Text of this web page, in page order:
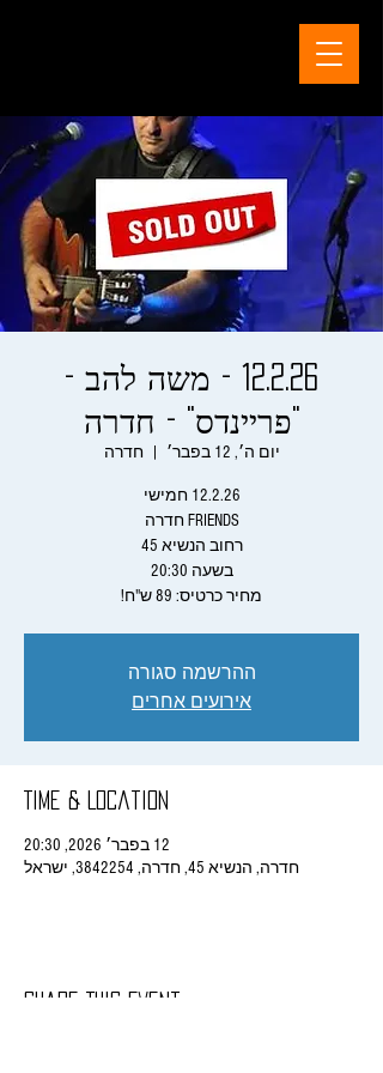
12.2.26 - משה להב -
"פריינדס" - חדרה
יום ה׳, 12 בפבר׳
  |
חדרה
מחיר כרטיס: 89 ש"ח!
ההרשמה סגורה
אירועים אחרים
Time & Location
12 בפבר׳ 2026, 20:30
חדרה, הנשיא 45, חדרה, 3842254, ישראל
Share This Event